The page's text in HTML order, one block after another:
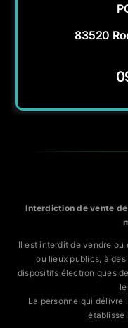
83520
Interdiction de vente
Il est interdit de vendre ou
ou lieux publics, à
dispositifs électroniques
La personne qui délivre
établisse